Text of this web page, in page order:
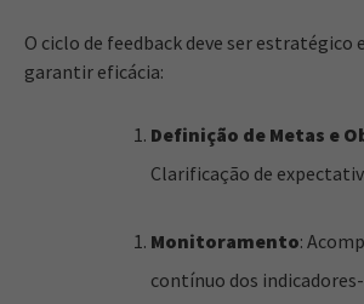
O ciclo de feedback deve ser estratégico
garantir eficácia:
Definição de Metas e
Clarificação de
Monitoramento:
contínuo dos